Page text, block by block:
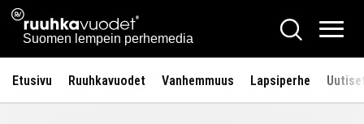
Siirry
sisältöön
Ruuhkavuodet.fi
Suomen lempein perhemedia
Hae
Etusivu Ruuhkavuodet Vanhemmuus Lapsiperhe